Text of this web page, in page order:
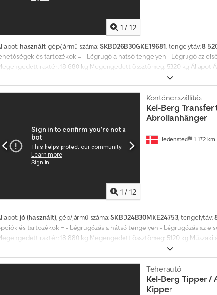
1 / 12
használt, gép/jármű száma:SKBD26B30GKE19681, tengelytáv:8
és tartozékok = - Légrugó a hátsó tengelyen - Légrugó az
raktér: 18 680 kg Megengedett össztömeg: 5320 kg Állapot
Külső állapot: átlagos Chodpfxszp Uuls Alzea További információk
állapota: 50% Első gumiabroncsok mérete: 265/70 R 19.5
információk További információkért forduljon a Lastas Saleshez.
1 / 12
Hedensted 1 172 km
Konténerszállítás
Kel-Berg Transfer
Abrollanhänger
jó (használt), gép/jármű száma:SKBD24B30MKE24753, tengelytáv:
és tartozékok = - Légrugózás a hátsó tengelyen - Légrugózás az
raktér: 18 880 kg Megengedett össztömeg: 5120 kg Műszaki
állapota: 30 Chjdpfozp Uufsx Alzea Hátsó gumiabroncsok
70 R 19.5 Hátsó gumiabroncsok mérete: 265/70 R 19.5 További
Teherautó
Kel-Berg Tipper /
Kipper